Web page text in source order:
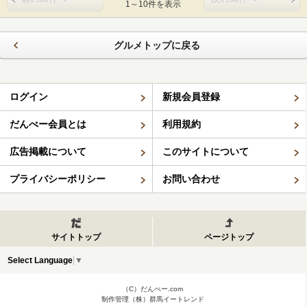
1～10件を表示
グルメトップに戻る
ログイン 新規会員登録
だんべー会員とは 利用規約
広告掲載について このサイトについて
プライバシーポリシー お問い合わせ
サイトトップ ページトップ
Select Language ▼
（C）だんべー.com
制作管理（株）群馬イートレンド